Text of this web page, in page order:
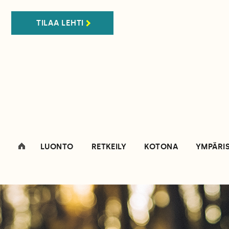
TILAA LEHTI
LUONTO RETKEILY KOTONA